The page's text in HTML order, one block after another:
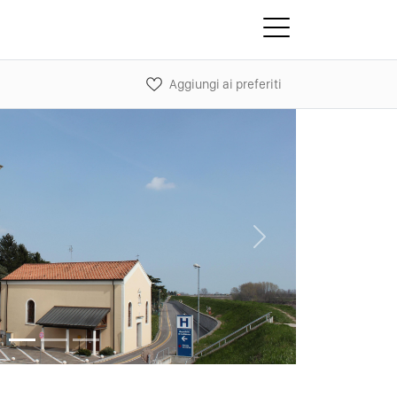
Aggiungi ai preferiti
Next